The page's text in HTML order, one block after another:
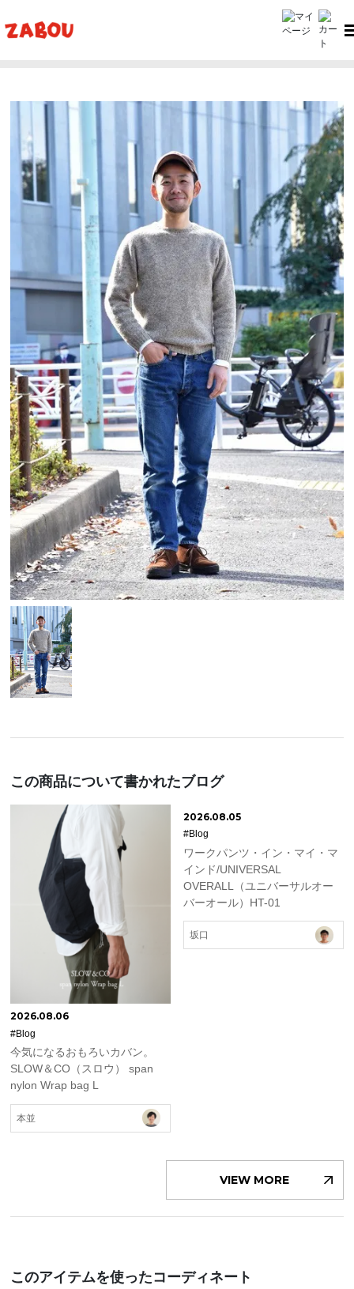
この商品について書かれたブログ
2026.08.06
#Blog
今気になるおもろいカバン。
SLOW＆CO（スロウ） span
nylon Wrap bag L
本並
2026.08.05
#Blog
ワークパンツ・イン・マイ・マ
インド/UNIVERSAL
OVERALL（ユニバーサルオー
バーオール）HT-01
坂口
VIEW MORE
このアイテムを使ったコーディネート